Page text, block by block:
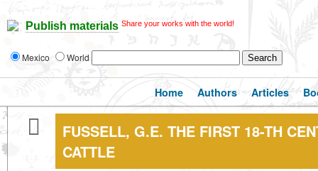
Publish materials Share your works with the world!
Mexico World
Home Authors Articles
FUSSELL, G.E. THE FIRST 18-TH
CATTLE